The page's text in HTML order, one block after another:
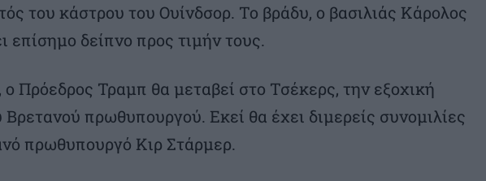
του κάστρου του Ουίνδσορ. Το βράδυ, ο βασιλιάς Κάρολος
επίσημο δείπνο προς τιμήν τους.
Πρόεδρος Τραμπ θα μεταβεί στο Τσέκερς, την εξοχική
Βρετανού πρωθυπουργού. Εκεί θα έχει διμερείς συνομιλίες
πρωθυπουργό Κιρ Στάρμερ.